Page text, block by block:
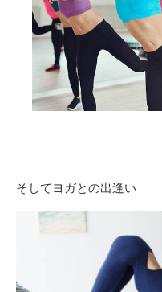
そしてヨガとの出逢い